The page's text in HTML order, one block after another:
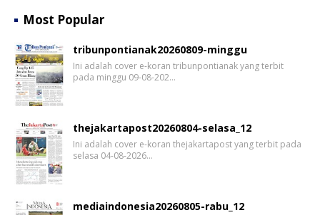
Most Popular
tribunpontianak20260809-minggu
Ini adalah cover e-koran tribunpontianak yang terbit
pada minggu 09-08-202…
thejakartapost20260804-selasa_12
Ini adalah cover e-koran thejakartapost yang terbit pada
selasa 04-08-2026…
mediaindonesia20260805-rabu_12